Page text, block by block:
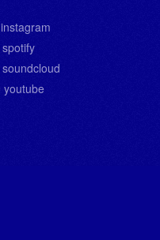
instagram
spotify
soundcloud
youtube